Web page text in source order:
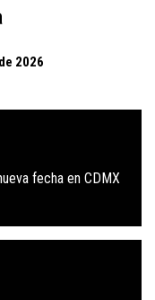
2026
fecha en CDMX